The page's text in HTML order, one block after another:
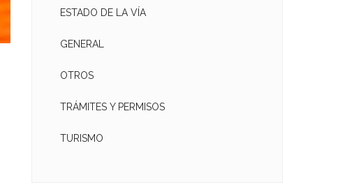
ESTADO DE LA VÍA
GENERAL
OTROS
TRÁMITES Y PERMISOS
TURISMO